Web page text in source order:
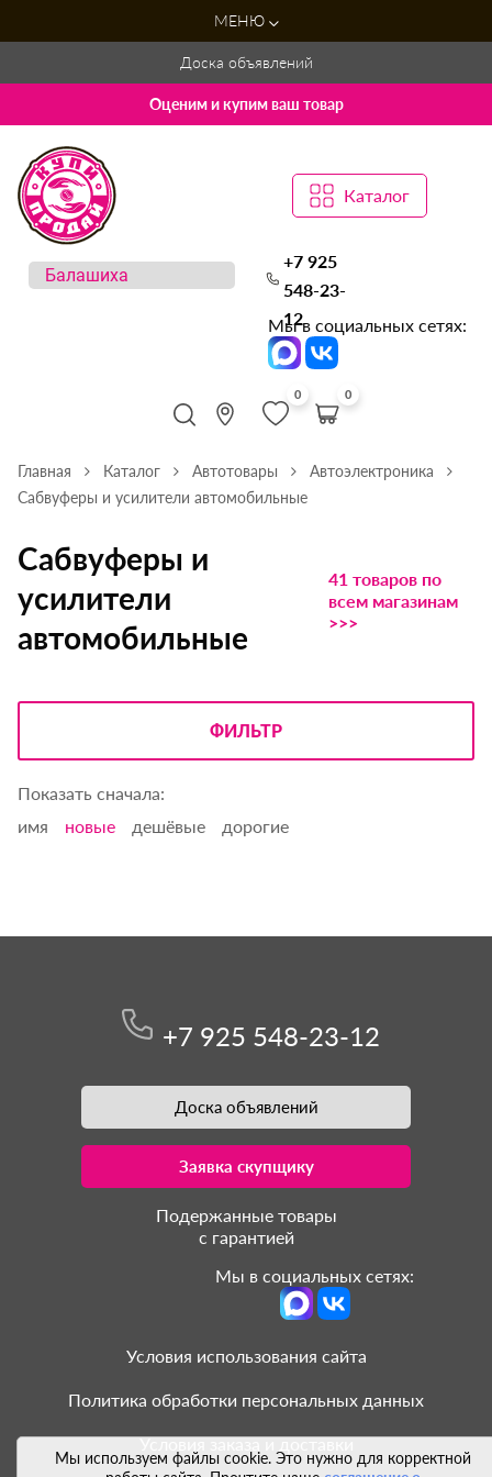
МЕНЮ
Доска объявлений
Оценим и купим ваш товар
Каталог
+7 925
548-23-
12
Мы в социальных сетях:
0 0
Главная Каталог Автотовары
Автоэлектроника
Сабвуферы и усилители автомобильные
Сабвуферы и
усилители
автомобильные
41 товаров по
всем магазинам
>>>
ФИЛЬТР
Показать сначала:
имя
новые дешёвые дорогие
Мы используем файлы cookie. Это нужно для корректной
+7 925 548-23-12
Доска объявлений
Заявка скупщику
Подержанные товары
с гарантией
Мы в социальных сетях:
Условия использования сайта
Политика обработки персональных данных
Условия заказа и доставки